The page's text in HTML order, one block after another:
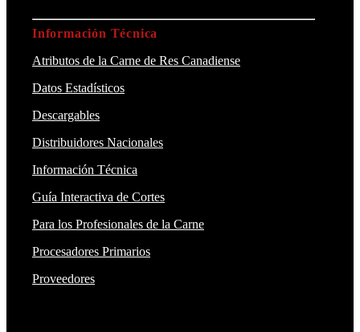
Información Técnica
Atributos de la Carne de Res Canadiense
Datos Estadísticos
Descargables
Distribuidores Nacionales
Información Técnica
Guía Interactiva de Cortes
Para los Profesionales de la Carne
Procesadores Primarios
Proveedores